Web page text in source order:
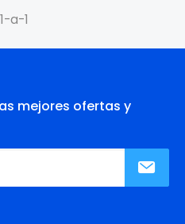
a-1
mejores ofertas y